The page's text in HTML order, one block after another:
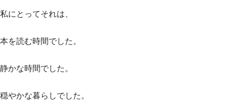
私にとってそれは、
本を読む時間でした。
静かな時間でした。
穏やかな暮らしでした。